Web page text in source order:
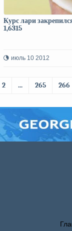
Курс лари
1,6315
июль 10 2012
2 ... 265 266